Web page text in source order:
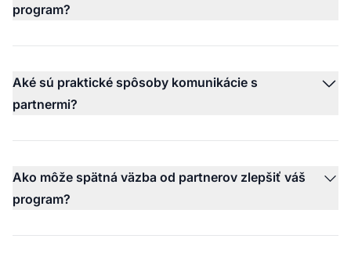
program?
Aké sú praktické spôsoby komunikácie s
partnermi?
Ako môže spätná väzba od partnerov zlepšiť váš
program?